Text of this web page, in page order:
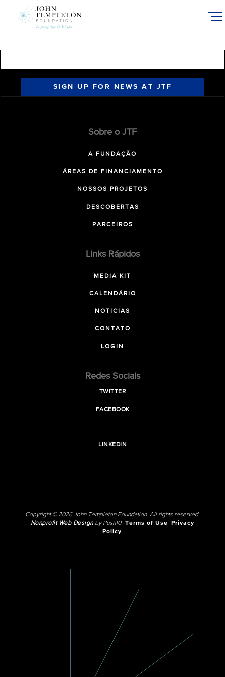
SIGN UP FOR NEWS AT JTF
Sobre o JTF
A FUNDAÇÃO
ÁREAS DE FINANCIAMENTO
NOSSOS PROJETOS
DESCOBERTAS
PARCEIROS
Links Rápidos
MEDIA KIT
CALENDÁRIO
NOTICIAS
CONTATO
LOGIN
Redes Sociais
TWITTER
FACEBOOK
LINKEDIN
Copyright © 2026 John Templeton Foundation. All rights reserved.
Nonprofit Web Designby Push10. Terms of Use
Privacy
Policy